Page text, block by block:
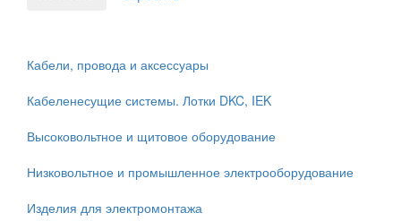
Кабели, провода и аксессуары
Кабеленесущие системы. Лотки DKC, IEK
Высоковольтное и щитовое оборудование
Низковольтное и промышленное электрооборудование
Изделия для электромонтажа